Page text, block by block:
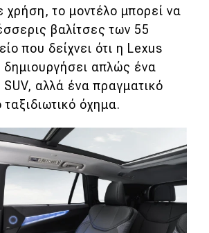
χρήση, το μοντέλο μπορεί να
βαλίτσες των 55
που δείχνει ότι η Lexus
δημιουργήσει απλώς ένα
αλλά ένα πραγματικό
ταξιδιωτικό όχημα.